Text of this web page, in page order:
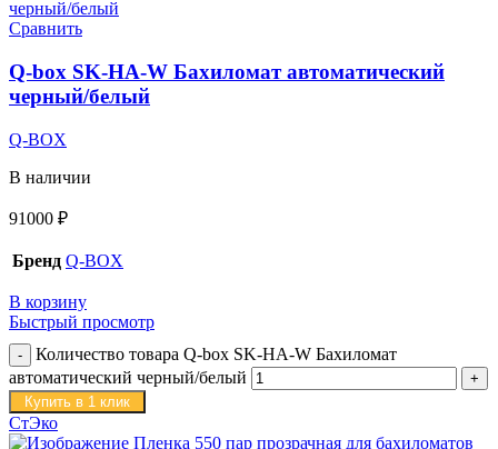
Сравнить
Q-box SK-HA-W Бахиломат автоматический
черный/белый
Q-BOX
В наличии
91000 ₽
Бренд Q-BOX
В корзину
Быстрый просмотр
Количество товара Q-box SK-HA-W Бахиломат
автоматический черный/белый
Купить в 1 клик
СтЭко